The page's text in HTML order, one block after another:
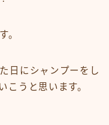
。
日にシャンプーをし
こうと思います。